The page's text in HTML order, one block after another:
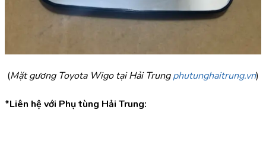
(Mặt gương Toyota Wigo tại Hải Trung phutunghaitrung.vn)
*Liên hệ với Phụ tùng Hải Trung: